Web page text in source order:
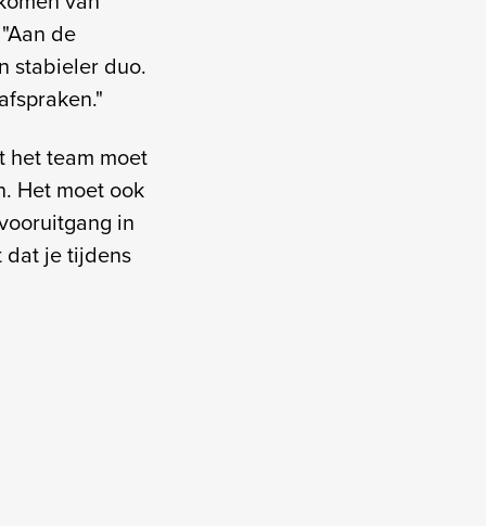
de
stabieler duo.
het team moet
Het moet ook
in
dat je tijdens